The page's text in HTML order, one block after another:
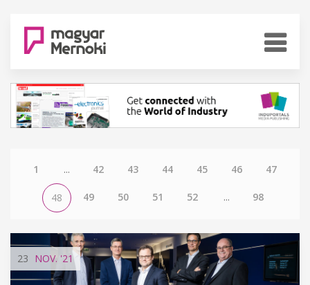
1 ... 42 43 44 45 46 47
48 49 50 51 52 ... 98
23 NOV. '21